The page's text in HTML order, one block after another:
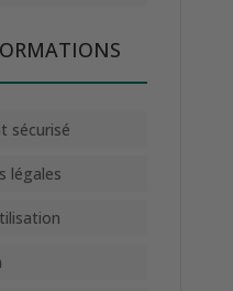
sécurisé
légales